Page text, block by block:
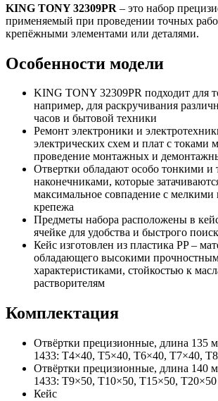
KING TONY 32309PR – это набор
применяемый при проведении точных
крепёжными элементами или деталями.
Особенности модели
KING TONY 32309PR подходит для
например, для раскручивания
часов и бытовой техники
Ремонт электроники и
электрических схем и плат с токами
проведение монтажных и
Отвертки обладают особо тонкими и
наконечниками, которые
максимальное совпадение с мелкими
крепежа
Предметы набора расположены в
ячейке для удобства и быстрого
Кейс изготовлен из пластика PP –
обладающего высокими
характеристиками, стойкостью к
растворителям
Комплектация
Отвёртки прецизионные, длина 135
1433: T4×40, T5×40, T6×40, T7×40,
Отвёртки прецизионные, длина 140
1433: T9×50, T10×50, T15×50,
Кейс